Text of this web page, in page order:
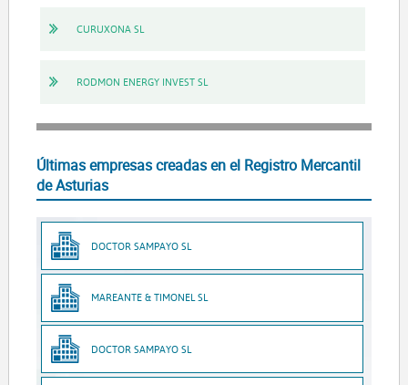
CURUXONA SL
RODMON ENERGY INVEST SL
Últimas empresas creadas en el Registro Mercantil
de Asturias
DOCTOR SAMPAYO SL
MAREANTE & TIMONEL SL
DOCTOR SAMPAYO SL